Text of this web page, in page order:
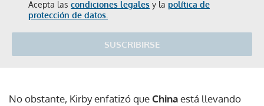
Acepta las condiciones legales y la política de
protección de datos.
SUSCRIBIRSE
No obstante, Kirby enfatizó queChinaestá llevando